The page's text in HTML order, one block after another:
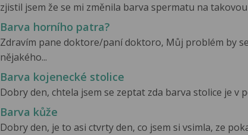
zjistil jsem že se mi změnila barva spermatu na
Barva horního patra?
Zdravím pane doktore/paní doktoro, Můj problém by
nějakého...
Barva kojenecké stolice
Dobry den, chtela jsem se zeptat zda barva stolice je v
Barva kůže
Dobry den, je to asi ctvrty den, co jsem si vsimla, ze